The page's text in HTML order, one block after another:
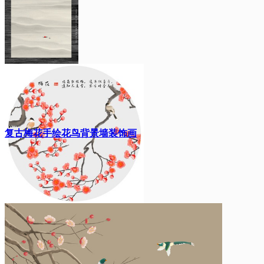
复古梅花手绘花鸟背景墙装饰画